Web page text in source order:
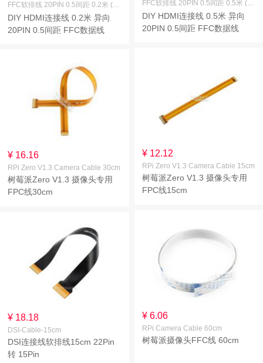
FFC软排线 20PIN 0.5间距 0.5米 (异向)
DIY HDMI连接线 0.5米 异向
20PIN 0.5间距 FFC数据线
FFC软排线 20PIN 0.5间距 0.2米 (异向)
DIY HDMI连接线 0.2米 异向
20PIN 0.5间距 FFC数据线
¥ 12.12
RPi Zero V1.3 Camera Cable 15cm
树莓派Zero V1.3 摄像头专用
FPC线15cm
¥ 16.16
RPi Zero V1.3 Camera Cable 30cm
树莓派Zero V1.3 摄像头专用
FPC线30cm
¥ 6.06
RPi Camera Cable 60cm
树莓派摄像头FFC线 60cm
¥ 18.18
DSI-Cable-15cm
DSI连接线软排线15cm 22Pin
转 15Pin